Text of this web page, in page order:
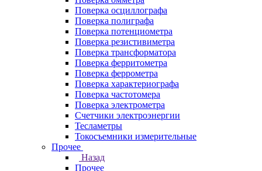
Поверка осциллографа
Поверка полиграфа
Поверка потенциометра
Поверка резистивиметра
Поверка трансформатора
Поверка ферритометра
Поверка феррометра
Поверка характериографа
Поверка частотомера
Поверка электрометра
Счетчики электроэнергии
Тесламетры
Токосъемники измерительные
Прочее
Назад
Прочее